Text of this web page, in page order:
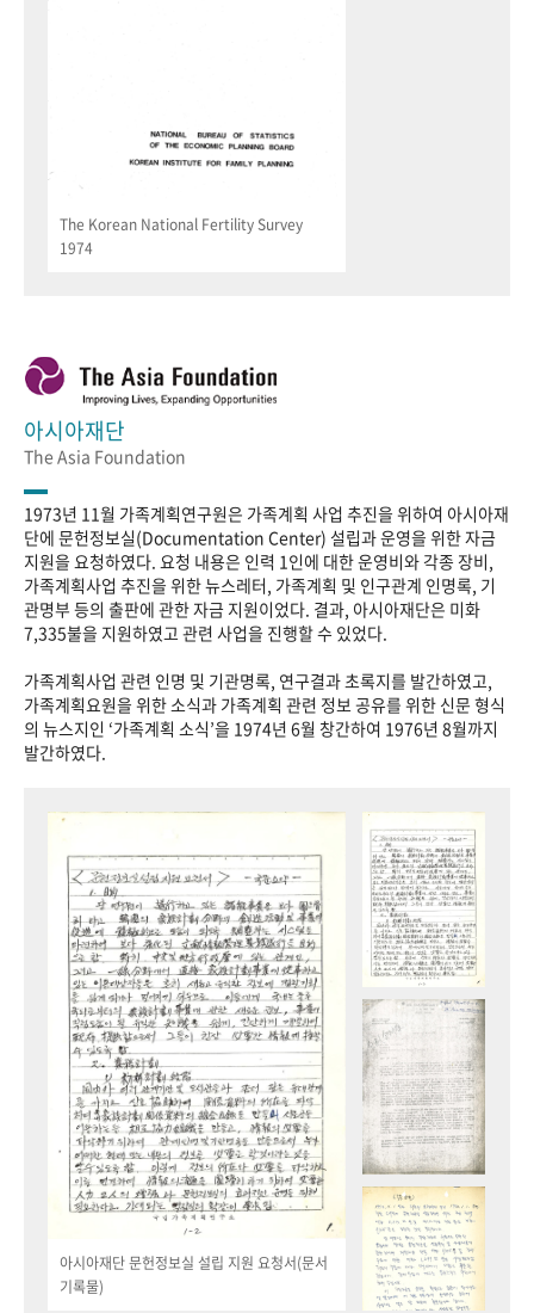
The Korean National Fertility Survey
1974
아시아재단
The Asia Foundation
1973년 11월 가족계획연구원은 가족계획 사업 추진을 위하여 아시아재
단에 문헌정보실(Documentation Center) 설립과 운영을 위한 자금
지원을 요청하였다. 요청 내용은 인력 1인에 대한 운영비와 각종 장비,
가족계획사업 추진을 위한 뉴스레터, 가족계획 및 인구관계 인명록, 기
관명부 등의 출판에 관한 자금 지원이었다. 결과, 아시아재단은 미화
7,335불을 지원하였고 관련 사업을 진행할 수 있었다.
가족계획사업 관련 인명 및 기관명록, 연구결과 초록지를 발간하였고,
가족계획요원을 위한 소식과 가족계획 관련 정보 공유를 위한 신문 형식
의 뉴스지인 ‘가족계획 소식’을 1974년 6월 창간하여 1976년 8월까지
발간하였다.
아시아재단 문헌정보실 설립 지원 요청서(문서
기록물)